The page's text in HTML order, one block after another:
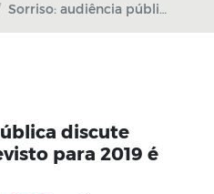
Sorriso: audiência pública discute LDO; orçamento previsto para 2019 é de R$ 350 milhões
discute
para 2019 é